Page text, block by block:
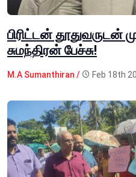
பிரிட்டன் தூதுவருடன்
சுமந்திரன் பேச்சு!
M.A Sumanthiran / Feb 18th